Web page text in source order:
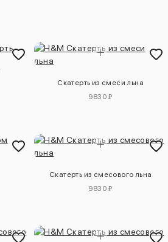
Скатерть из смеси льна
9830 ₽
Скатерть из смесового льна
9830 ₽